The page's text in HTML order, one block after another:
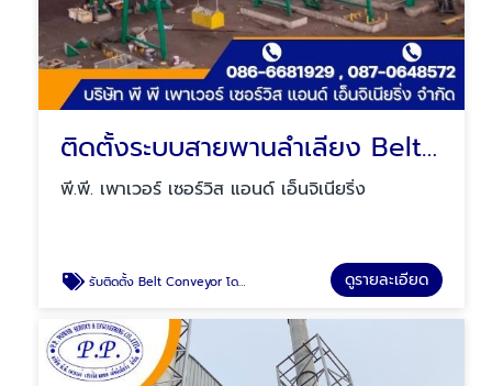
ติดตั้งระบบสายพานลำเลียง Belt Conveyor
พี.พี. เพาเวอร์ เซอร์วิส แอนด์ เอ็นจิเนียริ่ง
รับติดตั้ง Belt Conveyor โดยมืออาชีพ ดูรายละเอียด